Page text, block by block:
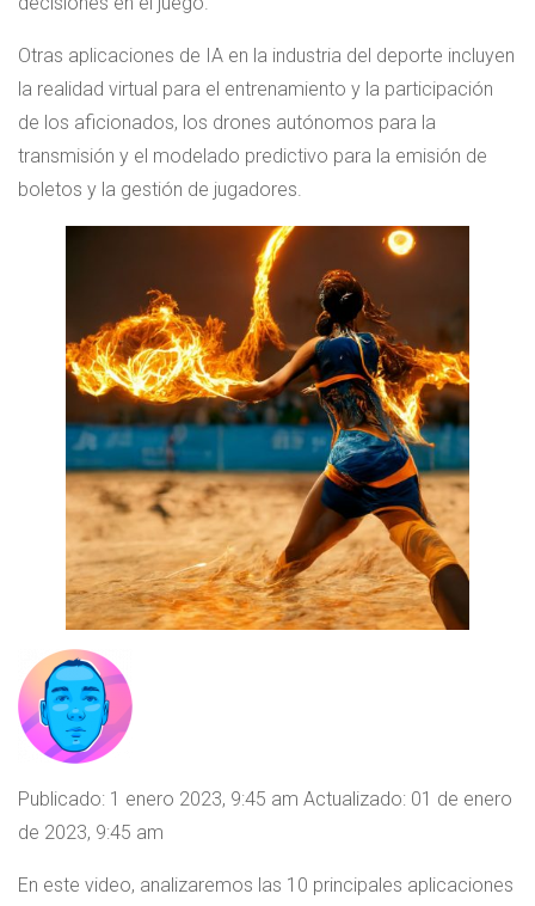
Otras aplicaciones de IA en la industria del deporte incluyen
la realidad virtual para el entrenamiento y la participación
de los aficionados, los drones autónomos para la
transmisión y el modelado predictivo para la emisión de
boletos y la gestión de jugadores.
Publicado: 1 enero 2023, 9:45 am Actualizado: 01 de enero
de 2023, 9:45 am
En este video, analizaremos las 10 principales aplicaciones